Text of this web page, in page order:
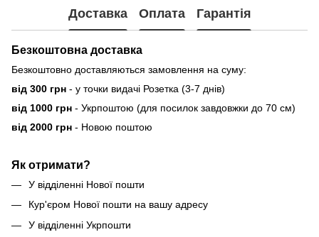
Доставка Оплата Гарантія
Безкоштовна доставка
Безкоштовно доставляються замовлення на суму:
від 300 грн - у точки видачі Розетка (3-7 днів)
від 1000 грн - Укрпоштою (для посилок завдовжки до 70 см)
від 2000 грн - Новою поштою
Як отримати?
У відділенні Нової пошти
Кур'єром Нової пошти на вашу адресу
У відділенні Укрпошти